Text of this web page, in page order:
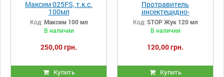
Максим 025FS, т.к.с.
100мл
Код: Максим 100 мл
В наличии
250,00 грн.
Купить
Протравитель
инсектецидно-
фунгицидной действия
STOP Жук Underground
120 мл
Код: STOP Жук 120 мл
В наличии
120,00 грн.
Купить